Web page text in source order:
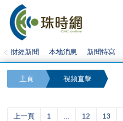
財經新聞 本地消息 新聞特寫
主頁 視頻直擊
上一頁 1 12 13